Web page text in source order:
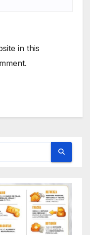
in this